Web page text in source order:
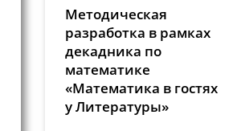
Методическая
разработка в рамках
декадника по
математике
«Математика в гостях
у Литературы»